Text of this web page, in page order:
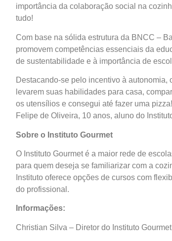
importância da colaboração social na
tudo!
Com base na sólida estrutura da BNCC –
promovem competências essenciais da
de sustentabilidade e à importância de
Destacando-se pelo incentivo à autonomia,
levarem suas habilidades para casa,
os utensílios e consegui até fazer uma
Felipe de Oliveira, 10 anos, aluno do
Sobre o Instituto Gourmet
O Instituto Gourmet é a maior rede de
para quem deseja se familiarizar com a
Instituto oferece opções de cursos com
do profissional.
Informações:
Christian Silva – Diretor do Instituto